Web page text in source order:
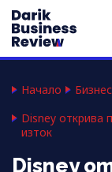
Начало
Disney открива
изток
Disney